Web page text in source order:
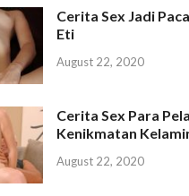
Cerita Sex Jadi
Eti
August 22, 2020
Cerita Sex Para
Kenikmatan
August 22, 2020